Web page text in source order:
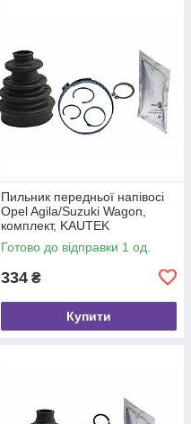
Пильник передньої напівосі
Opel Agila/Suzuki Wagon,
комплект, KAUTEK
(OPBT022KT)
Готово до відправки 1 од.
334 ₴
Купити